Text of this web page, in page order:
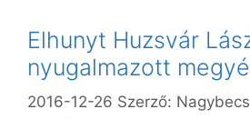
Elhunyt Huzsvár
nyugalmazott
2016-12-26 Szerző: